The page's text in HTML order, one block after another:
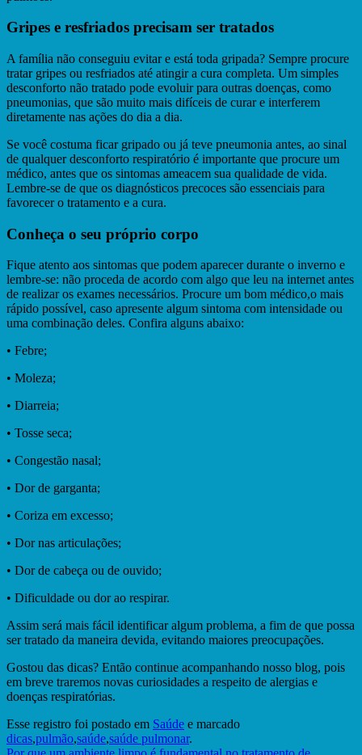
Gripes e resfriados precisam ser tratados
A família não conseguiu evitar e está toda gripada? Sempre procure
tratar gripes ou resfriados até atingir a cura completa. Um simples
desconforto não tratado pode evoluir para outras doenças, como
pneumonias, que são muito mais difíceis de curar e interferem
diretamente nas ações do dia a dia.
Se você costuma ficar gripado ou já teve pneumonia antes, ao sinal
de qualquer desconforto respiratório é importante que procure um
médico, antes que os sintomas ameacem sua qualidade de vida.
Lembre-se de que os diagnósticos precoces são essenciais para
favorecer o tratamento e a cura.
Conheça o seu próprio corpo
Fique atento aos sintomas que podem aparecer durante o inverno e
lembre-se: não proceda de acordo com algo que leu na internet antes
de realizar os exames necessários. Procure um bom médico,o mais
rápido possível, caso apresente algum sintoma com intensidade ou
uma combinação deles. Confira alguns abaixo:
• Febre;
• Moleza;
• Diarreia;
• Tosse seca;
• Congestão nasal;
• Dor de garganta;
• Coriza em excesso;
• Dor nas articulações;
• Dor de cabeça ou de ouvido;
• Dificuldade ou dor ao respirar.
Assim será mais fácil identificar algum problema, a fim de que possa
ser tratado da maneira devida, evitando maiores preocupações.
Gostou das dicas? Então continue acompanhando nosso blog, pois
em breve traremos novas curiosidades a respeito de alergias e
doenças respiratórias.
Esse registro foi postado em Saúde e marcado
dicas,pulmão,saúde,saúde pulmonar.